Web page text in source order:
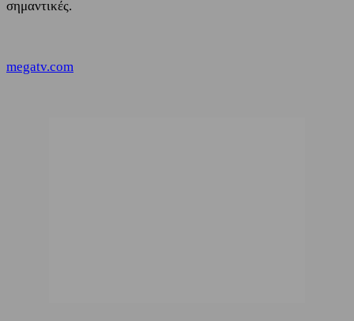
σημαντικές.
megatv.com